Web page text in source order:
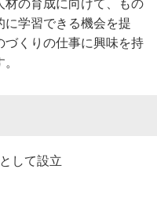
材の育成に向けて、もの
に学習できる機会を提
づくりの仕事に興味を持
して設立